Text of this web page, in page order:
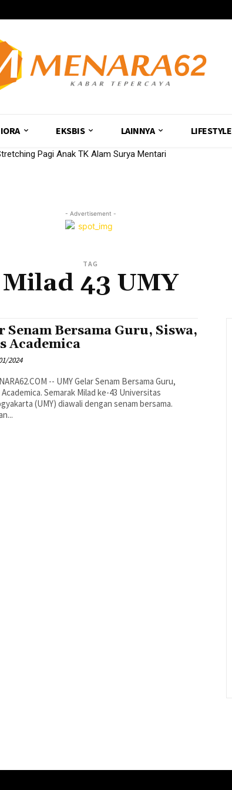
EKSBIS LAINNYA LIFESTYLE
Pagi Anak TK Alam Surya Mentari
- Advertisement -
TAG
Milad 43 UMY
Senam Bersama Guru, Siswa,
Academica
2024
-- UMY Gelar Senam Bersama Guru,
Semarak Milad ke-43 Universitas
(UMY) diawali dengan senam bersama.